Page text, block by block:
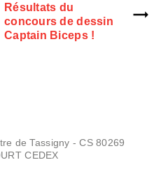
Résultats du
concours de dessin
Captain Biceps !
de Tassigny - CS 80269
CEDEX